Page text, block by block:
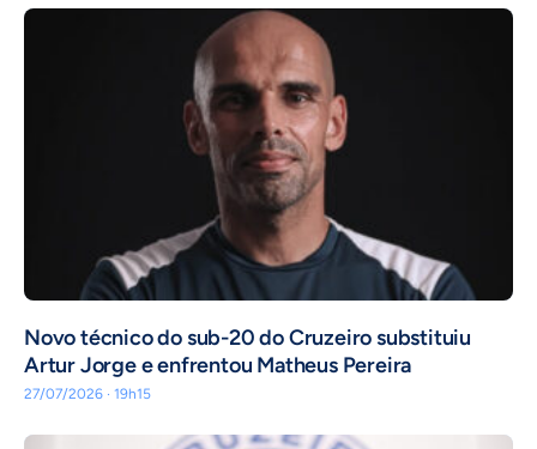
Novo técnico do sub-20 do Cruzeiro substituiu
Artur Jorge e enfrentou Matheus Pereira
27/07/2026 · 19h15